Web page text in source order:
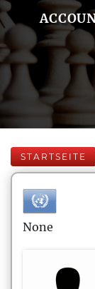
STARTSEITE
None